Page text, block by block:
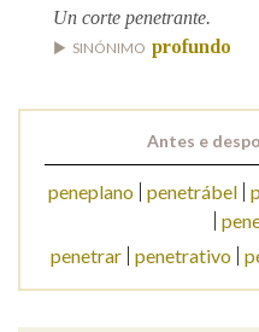
OUTRAS OPCIÓNS DE
Pertence a
Un corte penetrante.
SINÓNIMO profundo
Antes e
peneplano penetrábel
penetrar penetrativo